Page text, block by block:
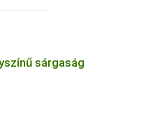
sárgaság